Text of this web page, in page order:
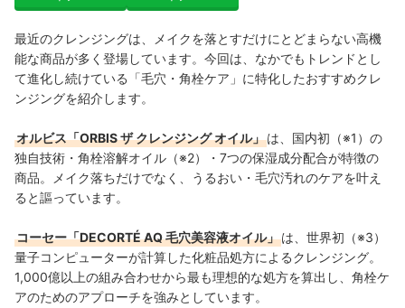
最近のクレンジングは、メイクを落とすだけにとどまらない高機
能な商品が多く登場しています。今回は、なかでもトレンドとし
て進化し続けている「毛穴・角栓ケア」に特化したおすすめクレ
ンジングを紹介します。
オルビス「ORBIS ザ クレンジング オイル」は、国内初（※1）の
独自技術・角栓溶解オイル（※2）・7つの保湿成分配合が特徴の
商品。メイク落ちだけでなく、うるおい・毛穴汚れのケアを叶え
ると謳っています。
コーセー「DECORTÉ AQ 毛穴美容液オイル」は、世界初（※3）
量子コンピューターが計算した化粧品処方によるクレンジング。
1,000億以上の組み合わせから最も理想的な処方を算出し、角栓ケ
アのためのアプローチを強みとしています。